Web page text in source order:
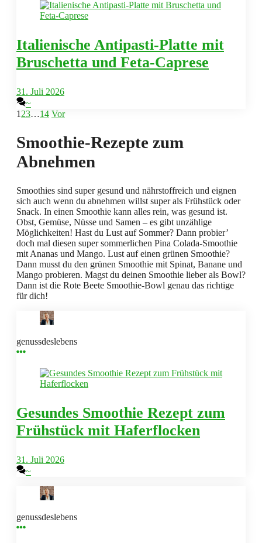
Italienische Antipasti-Platte mit
Bruschetta und Feta-Caprese
31. Juli 2026
~
1 23…14 Vor
Smoothie-Rezepte zum
Abnehmen
Smoothies sind super gesund und nährstoffreich und eignen
sich auch wenn du abnehmen willst super als Frühstück oder
Snack. In einen Smoothie kann alles rein, was gesund ist.
Obst, Gemüse, Nüsse und Samen – es gibt unzählige
Möglichkeiten! Hast du Lust auf Sommer? Dann probier’
doch mal diesen super sommerlichen Pina Colada-Smoothie
mit Ananas und Mango. Lust auf einen grünen Smoothie?
Dann musst du den grünen Smoothie mit Spinat, Banane und
Mango probieren. Magst du deinen Smoothie lieber als Bowl?
Dann ist die Rote Beete Smoothie-Bowl genau das richtige
für dich!
genussdeslebens
Gesundes Smoothie Rezept zum
Frühstück mit Haferflocken
31. Juli 2026
~
genussdeslebens